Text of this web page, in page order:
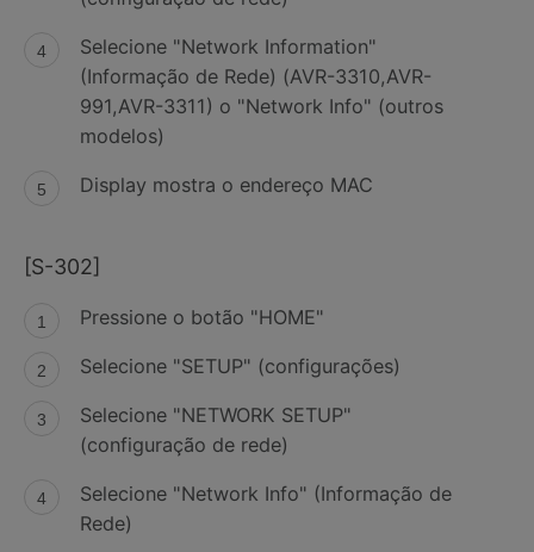
Selecione "Network Information"
(Informação de Rede) (AVR-3310,AVR-
991,AVR-3311) o "Network Info" (outros
modelos)
Display mostra o endereço MAC
[S-302]
Pressione o botão "HOME"
Selecione "SETUP" (configurações)
Selecione "NETWORK SETUP"
(configuração de rede)
Selecione "Network Info" (Informação de
Rede)